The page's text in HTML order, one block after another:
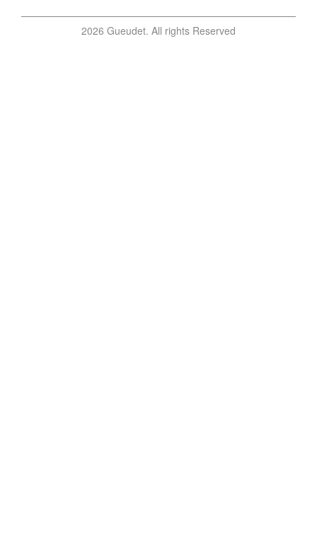
2026 Gueudet. All rights Reserved